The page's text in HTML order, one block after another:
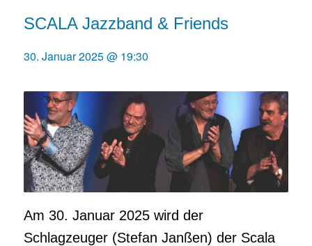
SCALA Jazzband & Friends
30. Januar 2025 @ 19:30
Am 30. Januar 2025 wird der
Schlagzeuger (Stefan Janßen) der Scala